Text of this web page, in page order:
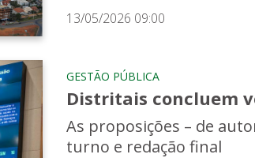
13/05/2026 09:00
GESTÃO PÚBLICA
Distritais concluem
As proposições – de
turno e redação final